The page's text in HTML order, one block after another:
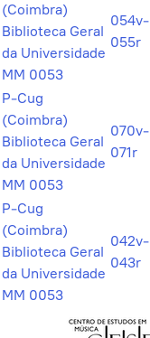
(Coimbra)
Biblioteca Geral
da Universidade
MM 0053
054v-
055r
P-Cug
(Coimbra)
Biblioteca Geral
da Universidade
MM 0053
070v-
071r
P-Cug
(Coimbra)
Biblioteca Geral
da Universidade
MM 0053
042v-
043r